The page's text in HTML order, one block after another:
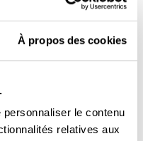
À propos des cookies
le contenu
relatives aux
deze
op het